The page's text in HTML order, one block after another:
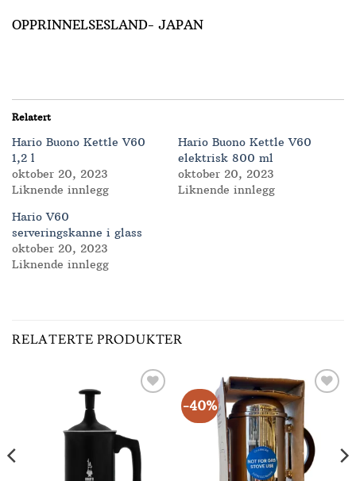
OPPRINNELSESLAND- JAPAN
Relatert
Hario Buono Kettle V60
1,2 l
oktober 20, 2023
Liknende innlegg
Hario Buono Kettle V60
elektrisk 800 ml
oktober 20, 2023
Liknende innlegg
Hario V60
serveringskanne i glass
oktober 20, 2023
Liknende innlegg
RELATERTE PRODUKTER
-40%
Add to